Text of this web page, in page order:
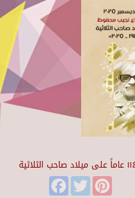
FacebookTwitter